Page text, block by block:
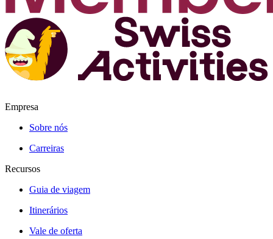
Empresa
Sobre nós
Carreiras
Recursos
Guia de viagem
Itinerários
Vale de oferta